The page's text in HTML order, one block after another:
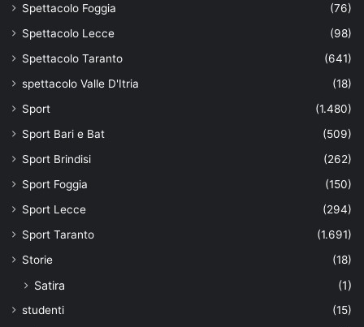
Spettacolo Foggia
(76)
Spettacolo Lecce
(98)
Spettacolo Taranto
(641)
spettacolo Valle D'Itria
(18)
Sport
(1.480)
Sport Bari e Bat
(509)
Sport Brindisi
(262)
Sport Foggia
(150)
Sport Lecce
(294)
Sport Taranto
(1.691)
Storie
(18)
Satira (1)
studenti
(15)